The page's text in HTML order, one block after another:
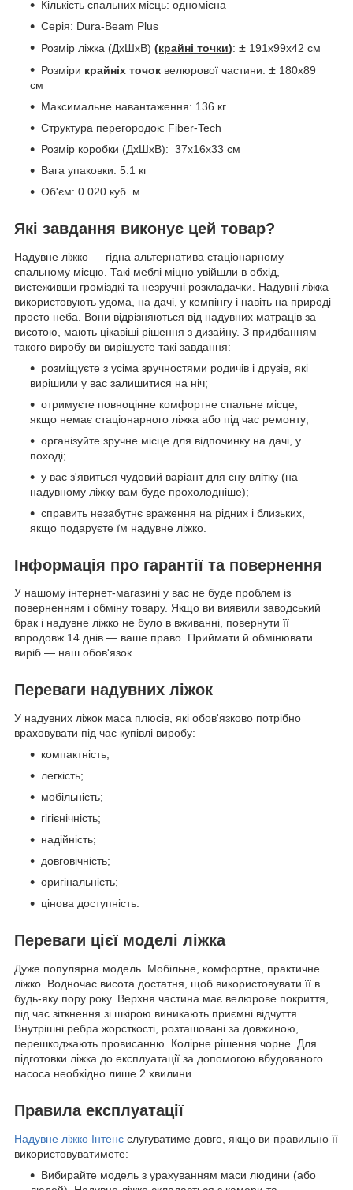
Кількість спальних місць: одномісна
Серія: Dura-Beam Plus
Розмір ліжка (ДxШxВ) (крайні точки): ± 191х99х42 см
Розміри крайніх точок велюрової частини: ± 180х89
см
Максимальне навантаження: 136 кг
Структура перегородок: Fiber-Tech
Розмір коробки (ДхШхВ): 37х16х33 см
Вага упаковки: 5.1 кг
Об'єм: 0.020 куб. м
Які завдання виконує цей товар?
Надувне ліжко — гідна альтернатива стаціонарному
спальному місцю. Такі меблі міцно увійшли в обхід,
вистеживши громіздкі та незручні розкладачки. Надувні ліжка
використовують удома, на дачі, у кемпінгу і навіть на природі
просто неба. Вони відрізняються від надувних матраців за
висотою, мають цікавіші рішення з дизайну. З придбанням
такого виробу ви вирішуєте такі завдання:
розміщуєте з усіма зручностями родичів і друзів, які
вирішили у вас залишитися на ніч;
отримуєте повноцінне комфортне спальне місце,
якщо немає стаціонарного ліжка або під час ремонту;
організуйте зручне місце для відпочинку на дачі, у
поході;
у вас з'явиться чудовий варіант для сну влітку (на
надувному ліжку вам буде прохолодніше);
справить незабутнє враження на рідних і близьких,
якщо подаруєте їм надувне ліжко.
Інформація про гарантії та повернення
У нашому інтернет-магазині у вас не буде проблем із
поверненням і обміну товару. Якщо ви виявили заводський
брак і надувне ліжко не було в вживанні, повернути її
впродовж 14 днів — ваше право. Приймати й обмінювати
виріб — наш обов'язок.
Переваги надувних ліжок
У надувних ліжок маса плюсів, які обов'язково потрібно
враховувати під час купівлі виробу:
компактність;
легкість;
мобільність;
гігієнічність;
надійність;
довговічність;
оригінальність;
цінова доступність.
Переваги цієї моделі ліжка
Дуже популярна модель. Мобільне, комфортне, практичне
ліжко. Водночас висота достатня, щоб використовувати її в
будь-яку пору року. Верхня частина має велюрове покриття,
під час зіткнення зі шкірою виникають приємні відчуття.
Внутрішні ребра жорсткості, розташовані за довжиною,
перешкоджають провисанню. Колірне рішення чорне. Для
підготовки ліжка до експлуатації за допомогою вбудованого
насоса необхідно лише 2 хвилини.
Правила експлуатації
Надувне ліжко Інтенс слугуватиме довго, якщо ви правильно її
використовуватимете:
Вибирайте модель з урахуванням маси людини (або